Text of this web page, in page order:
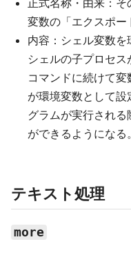
正式名称・由来：
変数の「エクスポ
内容：シェル変数
シェルの子プロセ
コマンドに続けて
が環境変数として
グラムが実行され
ができるようになる。
テキスト処理
more